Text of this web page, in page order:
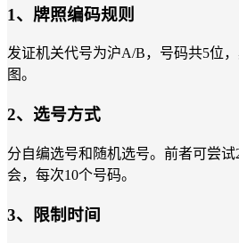
1、牌照编码规则
发证机关代号为沪A/B，号码共5位
图。
2、选号方式
分自编选号和随机选号。前者可尝
会，每次10个号码。
3、限制时间